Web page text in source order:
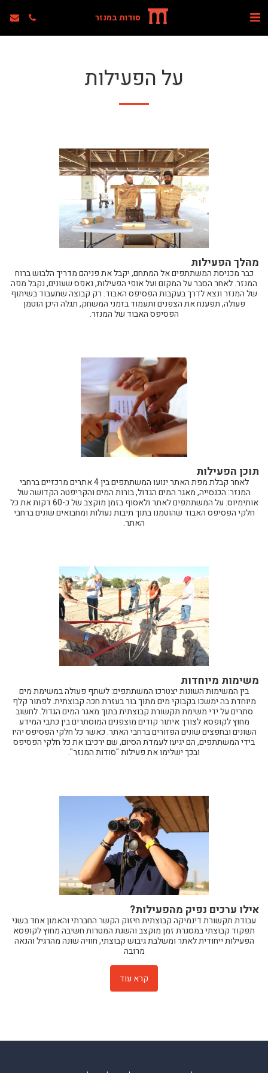
סודות במנזר
על הפעילות
מהלך הפעילות
כבר מכניסת המשתתפים אל המתחם, יקבל את פניהם מדריך הלבוש ברוח
המנזר. לאחר הסבר על המקום ועל אופי הפעילות, נאפס שעונים, נקבל מפה
של המנזר ונצא לדרך בעקבות הפסיפס האבוד. רק קבוצה שתעבוד בשיתוף
פעולה, תפענח את הצפנים ותעמוד בזמני המשחק, תגלה היכן הוטמן
הפסיפס האבוד של המנזר.
תוכן הפעילות
לאחר קבלת מפת האתר ינועו המשתתפים בין 4 אתרים מרכזיים ברחבי
המנזר: הכנסייה, מאגר המים הגדול, בורות המים והקריפטה הקדושה של
אותימיוס. על המשתתפים לאתר ולאסוף בזמן מוקצב של כ-60 דקות את כל
חלקי הפסיפס האבוד שהוטמנו בתוך תיבות נעולות ומחבואים שונים ברחבי
האתר.
משימות מיוחדות
בין המשימות השונות יצטרכו המשתתפים: לשתף פעולה במשימת מים
מיוחדת בה ימשכו בקבוקי מים מתוך בור בעזרת חכה קבוצתית. לפתור קלף
סתרים על ידי משימת תקשורת קבוצתית בתוך מאגר המים הגדול. לחשוב
מחוץ לקופסא לצורך איתור קודים מוצפנים המוסתרים בין כתבי המידע
השונים ובחפצים שונים הפזורים ברחבי האתר. כאשר כל חלקי הפסיפס יהיו
בידי המשתתפים, הם יגיעו לעמדת הסיום, שם ירכיבו את כל חלקי הפסיפס
ובכך ישלימו את פעילות "סודות המנזר".
אילו ערכים נפיק מהפעילות?
עבודת תקשורת דינמיקה קבוצתית חיזוק הקשר החברתי והאמון אחד בשני
תפקוד קבוצתי במסגרת זמן מוקצב והשגת המטרות חשיבה מחוץ לקופסא
הפעילות ייחודית לאתר ומשלבת גיבוש קבוצתי, חוויה שונה מהרגיל והנאה
מרובה
קרא עוד